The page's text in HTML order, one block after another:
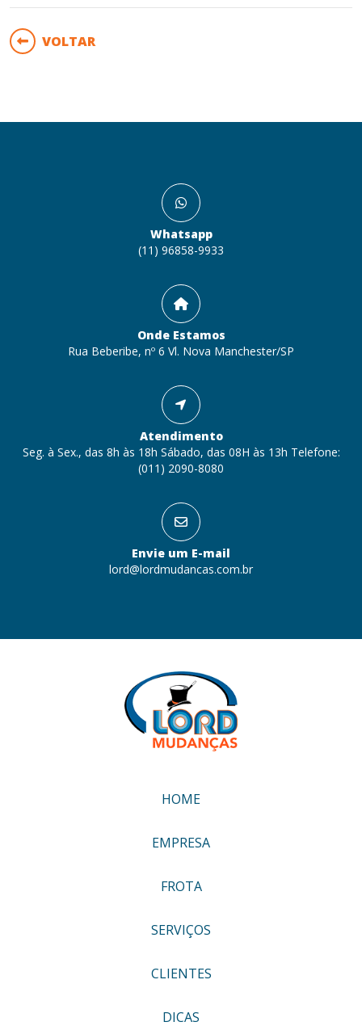
VOLTAR
Whatsapp
(11) 96858-9933
Onde Estamos
Rua Beberibe, nº 6 Vl. Nova Manchester/SP
Atendimento
Seg. à Sex., das 8h às 18h Sábado, das 08H às 13h Telefone:
(011) 2090-8080
Envie um E-mail
lord@lordmudancas.com.br
HOME
EMPRESA
FROTA
SERVIÇOS
CLIENTES
DICAS